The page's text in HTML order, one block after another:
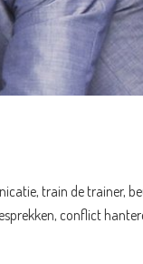
train de trainer,
conflict